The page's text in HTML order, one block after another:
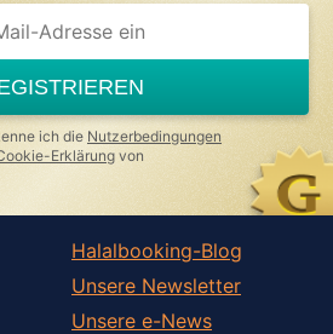
ich die Nutzerbedingungen
Erklärung von
Halalbooking-Blog
Unsere Newsletter
Unsere e-News